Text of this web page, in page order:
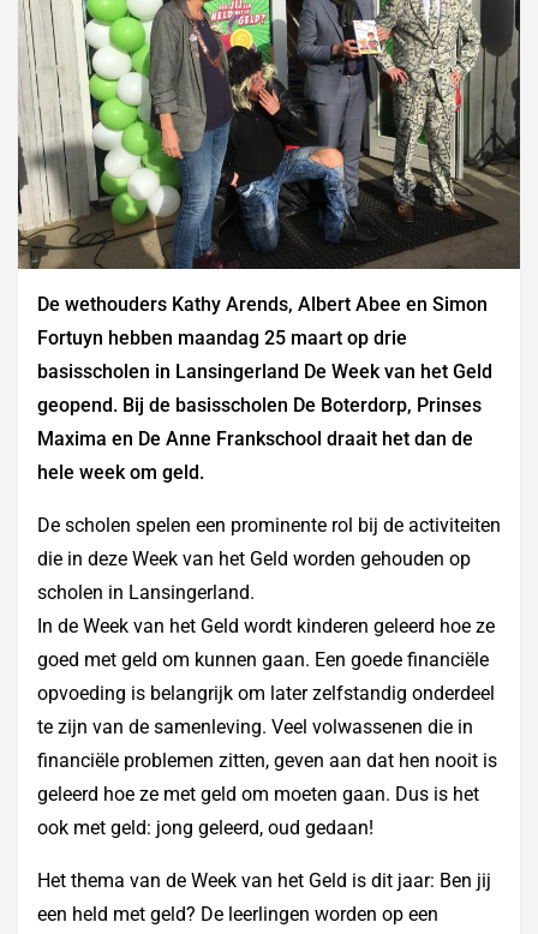
De wethouders Kathy Arends, Albert Abee en Simon
Fortuyn hebben maandag 25 maart op drie
basisscholen in Lansingerland De Week van het Geld
geopend. Bij de basisscholen De Boterdorp, Prinses
Maxima en De Anne Frankschool draait het dan de
hele week om geld.
De scholen spelen een prominente rol bij de activiteiten
die in deze Week van het Geld worden gehouden op
scholen in Lansingerland.
In de Week van het Geld wordt kinderen geleerd hoe ze
goed met geld om kunnen gaan. Een goede financiële
opvoeding is belangrijk om later zelfstandig onderdeel
te zijn van de samenleving. Veel volwassenen die in
financiële problemen zitten, geven aan dat hen nooit is
geleerd hoe ze met geld om moeten gaan. Dus is het
ook met geld: jong geleerd, oud gedaan!
Het thema van de Week van het Geld is dit jaar: Ben jij
een held met geld? De leerlingen worden op een